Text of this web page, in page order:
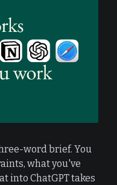
word brief. You
what you've
into ChatGPT takes